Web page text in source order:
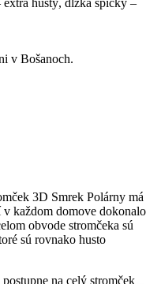
v Bošanoch.
3D Smrek Polárny má
každom domove dokonalo
obvode stromčeka sú
sú rovnako husto
na celý stromček